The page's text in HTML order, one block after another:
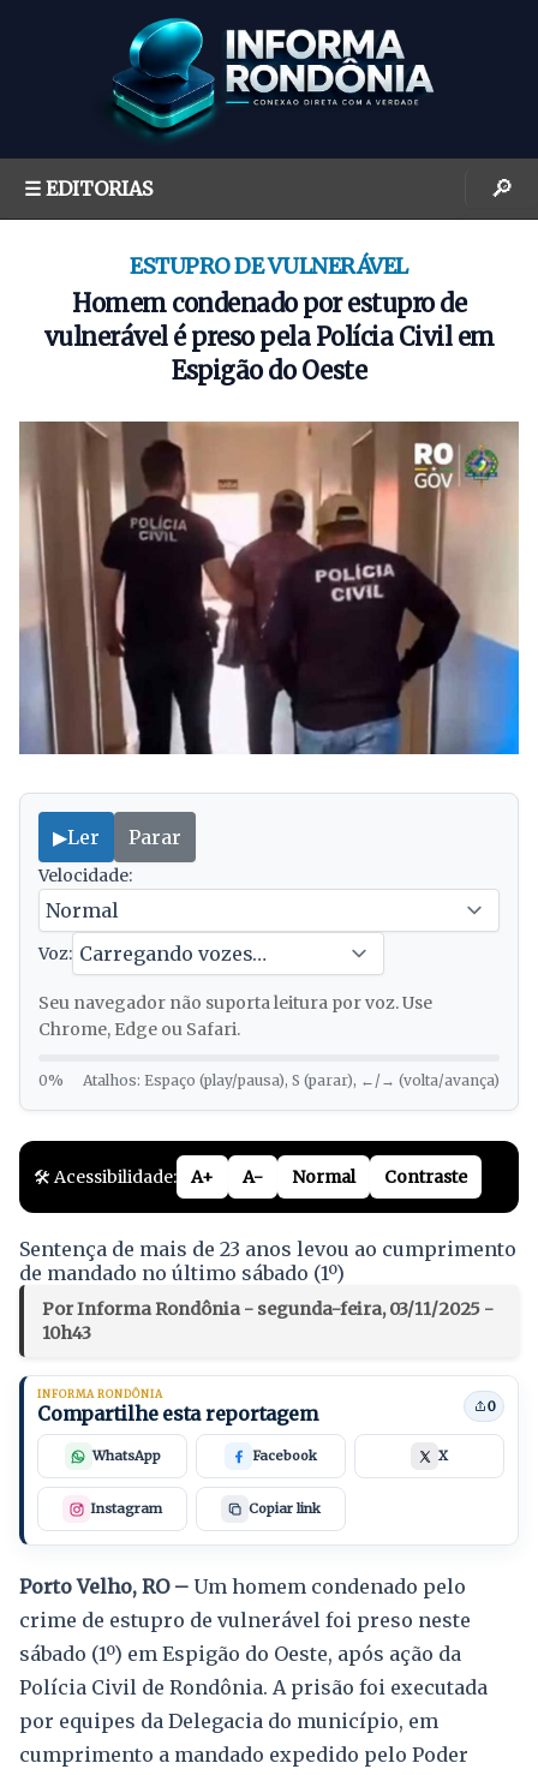
☰ EDITORIAS 🔎
ESTUPRO DE VULNERÁVEL
Homem condenado por estupro de
vulnerável é preso pela Polícia Civil em
Espigão do Oeste
▶Ler Parar
Velocidade:
Voz:
Seu navegador não suporta leitura por voz. Use
Chrome, Edge ou Safari.
0% Atalhos: Espaço (play/pausa), S (parar), ←/→ (volta/avança)
🛠️ Acessibilidade: A+ A- Normal Contraste
Sentença de mais de 23 anos levou ao cumprimento
de mandado no último sábado (1º)
Por Informa Rondônia - segunda-feira, 03/11/2025 -
10h43
INFORMA RONDÔNIA
Compartilhe esta reportagem 0
WhatsApp Facebook X
Instagram Copiar link
Porto Velho, RO – Um homem condenado pelo
crime de estupro de vulnerável foi preso neste
sábado (1º) em Espigão do Oeste, após ação da
Polícia Civil de Rondônia. A prisão foi executada
por equipes da Delegacia do município, em
cumprimento a mandado expedido pelo Poder